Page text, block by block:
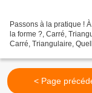
Passons à la pratique !
la forme ?, Carré,
Carré, Triangulaire,
< Page